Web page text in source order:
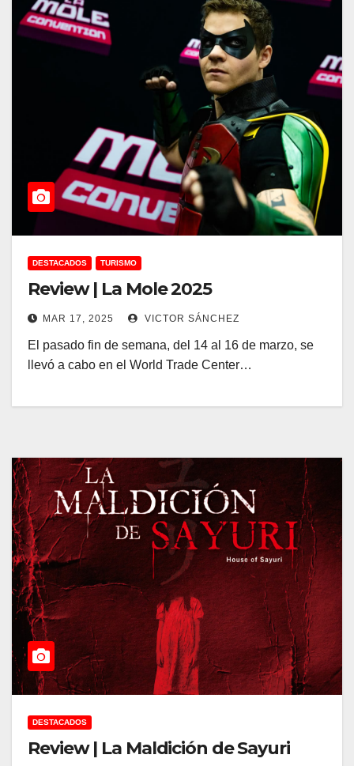
DESTACADOS TURISMO
Review | La Mole 2025
MAR 17, 2025 VICTOR SÁNCHEZ
El pasado fin de semana, del 14 al 16 de marzo, se
llevó a cabo en el World Trade Center…
DESTACADOS
Review | La Maldición de Sayuri